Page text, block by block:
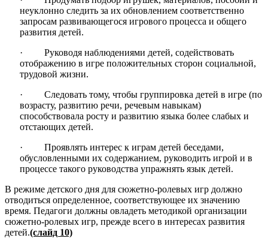
неуклонно следить за их обновлением соответственно
запросам развивающегося игрового процесса и общего
развития детей.
· Руководя наблюдениями детей, содействовать
отображению в игре положительных сторон социальной,
трудовой жизни.
· Следовать тому, чтобы группировка детей в игре (по
возрасту, развитию речи, речевым навыкам)
способствовала росту и развитию языка более слабых и
отстающих детей.
· Проявлять интерес к играм детей беседами,
обусловленными их содержанием, руководить игрой и в
процессе такого руководства упражнять язык детей.
В режиме детского дня для сюжетно-ролевых игр должно
отводиться определенное, соответствующее их значению
время. Педагоги должны овладеть методикой организации
сюжетно-ролевых игр, прежде всего в интересах развития
детей.(слайд 10)